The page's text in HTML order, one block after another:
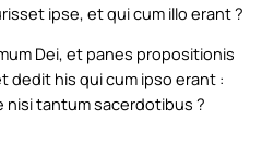
ipse, et qui cum illo erant ?
Dei, et panes propositionis
dedit his qui cum ipso erant :
nisi tantum sacerdotibus ?